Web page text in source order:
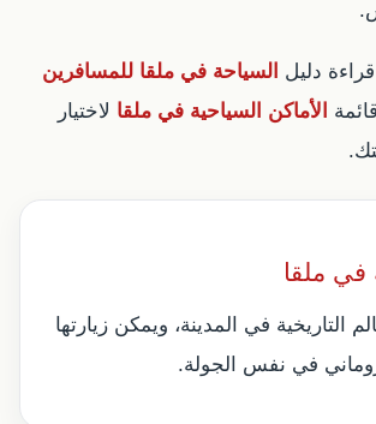
دليل السياحة في ملقا للمسافرين
الأماكن السياحية في ملقا لاختيار
في ملقا
التاريخية في المدينة، ويمكن زيارتها
في نفس الجولة.